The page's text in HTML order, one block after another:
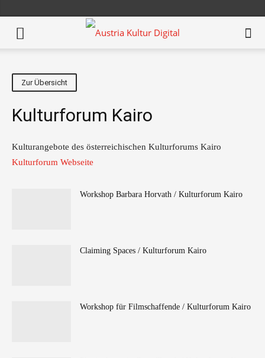
Zur Übersicht
Kulturforum Kairo
Kulturangebote des österreichischen Kulturforums Kairo
Kulturforum Webseite
Workshop Barbara Horvath / Kulturforum Kairo
Claiming Spaces / Kulturforum Kairo
Workshop für Filmschaffende / Kulturforum Kairo